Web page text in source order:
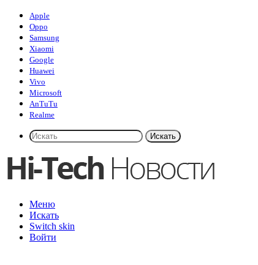
Apple
Oppo
Samsung
Xiaomi
Google
Huawei
Vivo
Microsoft
AnTuTu
Realme
Искать
Меню
Искать
Switch skin
Войти